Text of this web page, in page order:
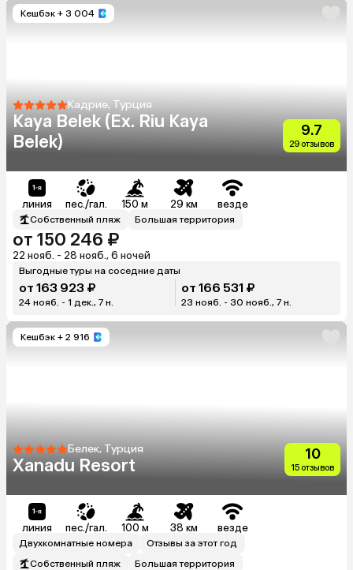
Кешбэк + 3 004
Кадрие, Турция
Kaya Belek (Ex. Riu Kaya
Belek)
9.7
29 отзывов
линия пес./гал. 150 м 29 км везде
Собственный пляж Большая территория
от 150 246 ₽
22 нояб. - 28 нояб., 6 ночей
Выгодные туры на соседние даты
от 163 923 ₽
24 нояб. - 1 дек., 7 н.
от 166 531 ₽
23 нояб. - 30 нояб., 7 н.
Кешбэк + 2 916
Белек, Турция
Xanadu Resort
10
15 отзывов
линия пес./гал. 100 м 38 км везде
Двухкомнатные номера
Отзывы за этот год
Собственный пляж
Большая территория